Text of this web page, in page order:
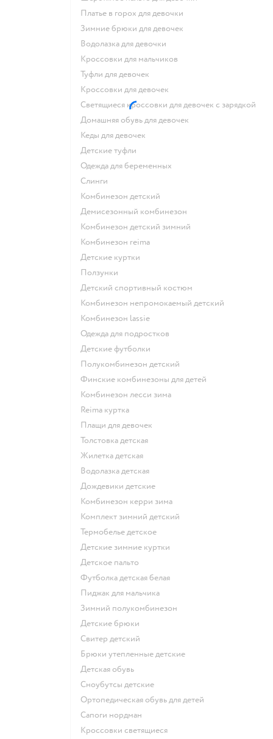
Платье в горох для девочки
Зимние брюки для девочек
Водолазка для девочки
Кроссовки для мальчиков
Туфли для девочек
Кроссовки для девочек
Светящиеся кроссовки для девочек с зарядкой
Домашняя обувь для девочек
Кеды для девочек
Детские туфли
Одежда для беременных
Слинги
Комбинезон детский
Демисезонный комбинезон
Комбинезон детский зимний
Комбинезон reima
Детские куртки
Ползунки
Детский спортивный костюм
Комбинезон непромокаемый детский
Комбинезон lassie
Одежда для подростков
Детские футболки
Полукомбинезон детский
Финские комбинезоны для детей
Комбинезон лесси зима
Reima куртка
Плащи для девочек
Толстовка детская
Жилетка детская
Водолазка детская
Дождевики детские
Комбинезон керри зима
Комплект зимний детский
Термобелье детское
Детские зимние куртки
Детское пальто
Футболка детская белая
Пиджак для мальчика
Зимний полукомбинезон
Детские брюки
Свитер детский
Брюки утепленные детские
Детская обувь
Сноубутсы детские
Ортопедическая обувь для детей
Сапоги нордман
Кроссовки светящиеся